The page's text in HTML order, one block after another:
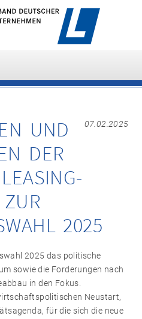
07.02.2025
UND
DER
2025
2025 das politische
sowie die Forderungen nach
in den Fokus.
Neustart,
für die sich die neue